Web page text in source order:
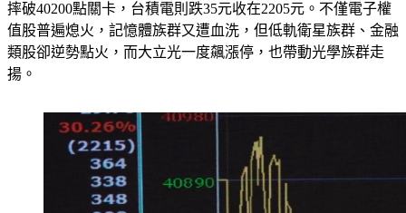
摔破40200點關卡，台積電則跌35元收在2205元。不僅電子權
值股普遍熄火，記憶體族群又遭血洗，但低軌衛星族群、金融
類股卻逆勢點火，而大立光一度飆漲停，也帶動光學族群走
揚。